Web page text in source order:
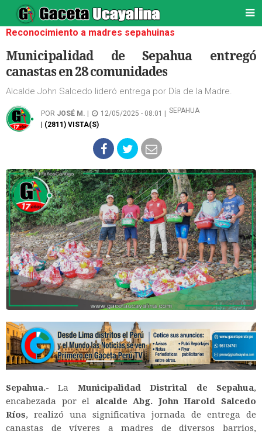
Reconocimiento a madres sepahuinas
Municipalidad de Sepahua entregó
canastas en 28 comunidades
Alcalde John Salcedo lideró entrega por Día de la Madre.
POR JOSÉ M. 12/05/2025 - 08:01 |
SEPAHUA
| (2811) VISTA(S)
Sepahua.- La Municipalidad Distrital de Sepahua,
encabezada por el alcalde Abg. John Harold Salcedo
Ríos, realizó una significativa jornada de entrega de
canastas de víveres a madres de diversos barrios,